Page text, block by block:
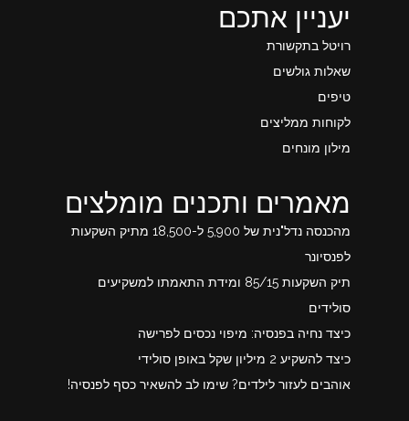
יעניין אתכם
רויטל בתקשורת
שאלות גולשים
טיפים
לקוחות ממליצים
מילון מונחים
מאמרים ותכנים מומלצים
מהכנסה נדל"נית של 5,900 ל-18,500 מתיק השקעות
לפנסיונר
תיק השקעות 85/15 ומידת התאמתו למשקיעים
סולידים
כיצד נחיה בפנסיה: מיפוי נכסים לפרישה
כיצד להשקיע 2 מיליון שקל באופן סולידי
אוהבים לעזור לילדים? שימו לב להשאיר כסף לפנסיה!